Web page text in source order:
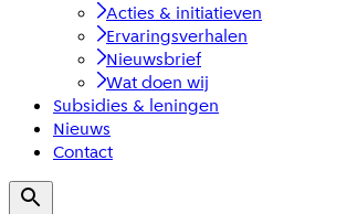
Acties & initiatieven
Ervaringsverhalen
Nieuwsbrief
Wat doen wij
Subsidies & leningen
Nieuws
Contact